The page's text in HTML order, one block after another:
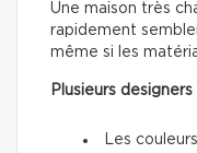
Une maison très
rapidement
même si les
Plusieurs
Les